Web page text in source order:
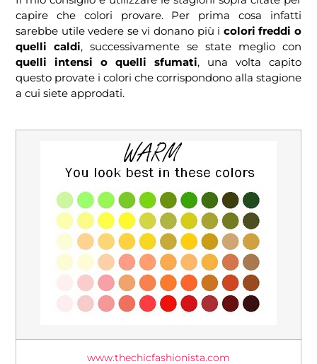
capire che colori provare. Per prima cosa infatti
sarebbe utile vedere se vi donano più i colori freddi o
quelli caldi, successivamente se state meglio con
quelli intensi o quelli sfumati, una volta capito
questo provate i colori che corrispondono alla stagione
a cui siete approdati.
www.thechicfashionista.com